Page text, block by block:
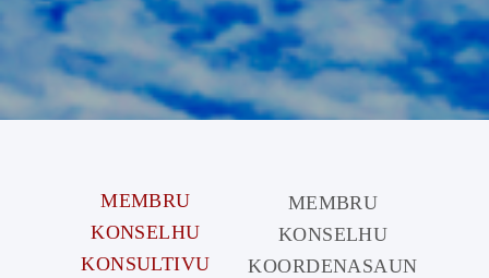
MEMBRU
KONSELHU
KONSULTIVU
MEMBRU
KONSELHU
KOORDENASAUN